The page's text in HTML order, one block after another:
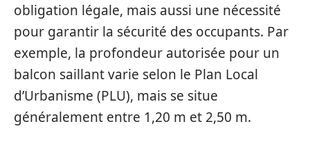
obligation légale, mais aussi une nécessité
pour garantir la sécurité des occupants. Par
exemple, la profondeur autorisée pour un
balcon saillant varie selon le Plan Local
d’Urbanisme (PLU), mais se situe
généralement entre 1,20 m et 2,50 m.